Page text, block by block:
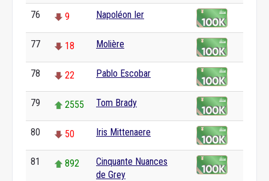
76 9 Napoléon Ier
77 18 Molière
78 22 Pablo Escobar
79 2555 Tom Brady
80 50 Iris Mittenaere
81 892
Cinquante Nuances
de Grey